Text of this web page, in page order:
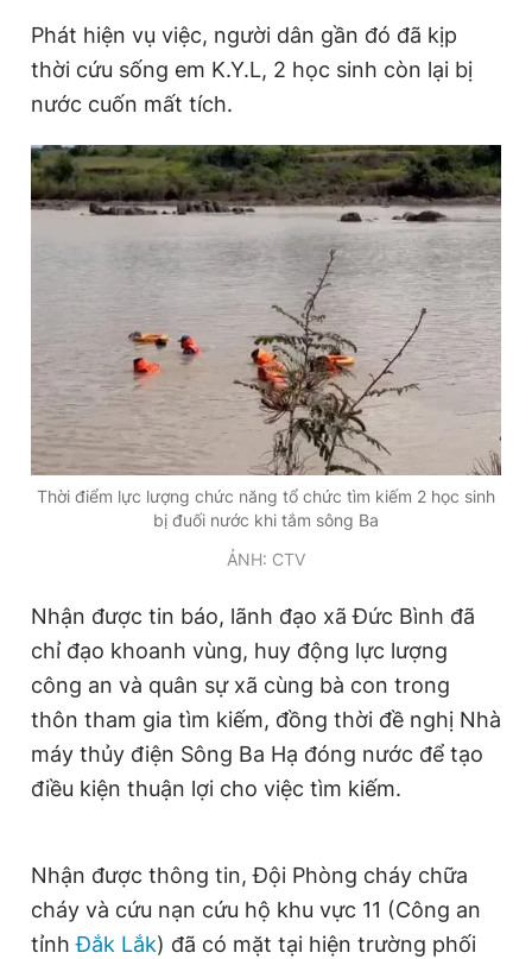
Theo dõi báo trên
Hotline
0906 645 777 0908 780 404
Đặt báo Quảng cáo RSS Tòa soạn Chính sách bảo
Tổng biên tập: Nguyễn Ngọc Toàn
Phó tổng biên tập thường trực: Hải Thành
Phó tổng biên tập: Lâm Hiếu Dũng
Phó tổng biên tập: Trần Việt Hưng
Tổng thư ký tòa soạn: Đức Trung
Giấy phép xuất bản số 110/GP - BTTTT cấp ngày 24.3.2020
© 2003-2026 Bản quyền thuộc về Báo Thanh Niên. Cấm sao
chép dưới mọi hình thức nếu không có sự chấp thuận bằng văn
bản. Phát triển bởi ePi Technologies, JSC.
Phát hiện vụ việc, người dân gần đó đã kịp
thời cứu sống em K.Y.L, 2 học sinh còn lại bị
nước cuốn mất tích.
Thời điểm lực lượng chức năng tổ chức tìm kiếm 2 học sinh
bị đuối nước khi tắm sông Ba
ẢNH: CTV
Nhận được tin báo, lãnh đạo xã Đức Bình đã
chỉ đạo khoanh vùng, huy động lực lượng
công an và quân sự xã cùng bà con trong
thôn tham gia tìm kiếm, đồng thời đề nghị Nhà
máy thủy điện Sông Ba Hạ đóng nước để tạo
điều kiện thuận lợi cho việc tìm kiếm.
Nhận được thông tin, Đội Phòng cháy chữa
cháy và cứu nạn cứu hộ khu vực 11 (Công an
tỉnhĐắk Lắk) đã có mặt tại hiện trường phối